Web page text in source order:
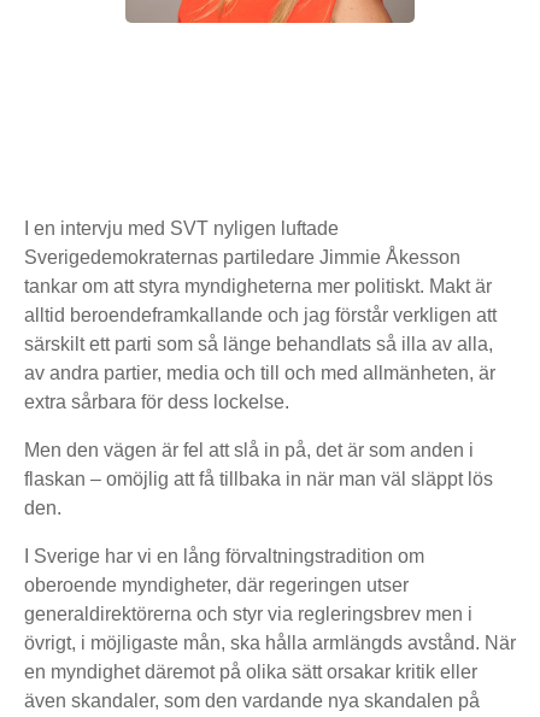
I en intervju med SVT nyligen luftade
Sverigedemokraternas partiledare Jimmie Åkesson
tankar om att styra myndigheterna mer politiskt. Makt är
alltid beroendeframkallande och jag förstår verkligen att
särskilt ett parti som så länge behandlats så illa av alla,
av andra partier, media och till och med allmänheten, är
extra sårbara för dess lockelse.
Men den vägen är fel att slå in på, det är som anden i
flaskan – omöjlig att få tillbaka in när man väl släppt lös
den.
I Sverige har vi en lång förvaltningstradition om
oberoende myndigheter, där regeringen utser
generaldirektörerna och styr via regleringsbrev men i
övrigt, i möjligaste mån, ska hålla armlängds avstånd. När
en myndighet däremot på olika sätt orsakar kritik eller
även skandaler, som den vardande nya skandalen på